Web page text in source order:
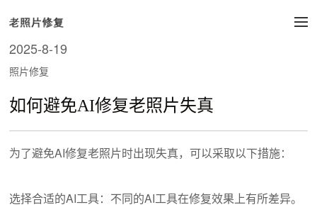
2025-8-19
照片修复
如何避免AI修复老照片失真
为了避免AI修复老照片时出现失真，可以采取以下措施：
选择合适的AI工具：不同的AI工具在修复效果上有所差异。